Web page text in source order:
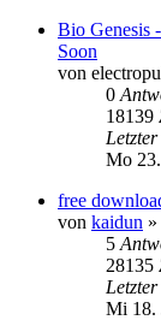
Bio Genesis
Soon
von
0
18139
Mo
free
von kaidun »
5
28135
Mi 18.